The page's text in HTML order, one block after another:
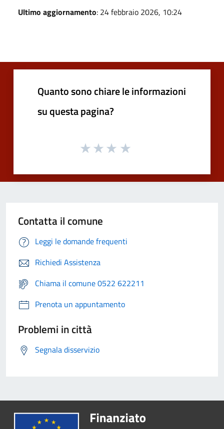
Ultimo aggiornamento: 24 febbraio 2026, 10:24
Quanto sono chiare le informazioni
su questa pagina?
Contatta il comune
Leggi le domande frequenti
Richiedi Assistenza
Chiama il comune 0522 622211
Prenota un appuntamento
Problemi in città
Segnala disservizio